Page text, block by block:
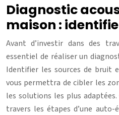
Diagnostic
maison :
Avant d’investir dans des
essentiel de réaliser un
Identifier les sources de bruit
vous permettra de cibler les
les solutions les plus
travers les étapes d’une